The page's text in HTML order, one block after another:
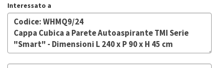
Interessato a